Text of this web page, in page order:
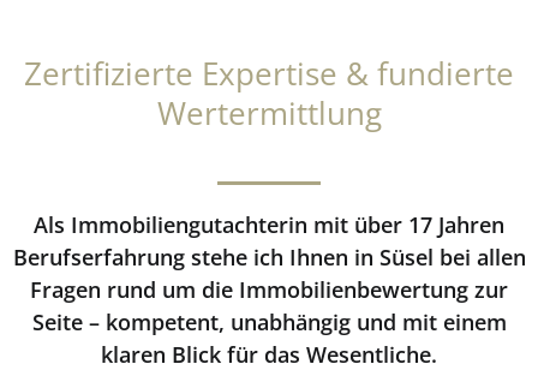
Zertifizierte Expertise & fundierte
Wertermittlung
Als Immobiliengutachterin mit über 17 Jahren
Berufserfahrung stehe ich Ihnen in Süsel bei allen
Fragen rund um die Immobilienbewertung zur
Seite – kompetent, unabhängig und mit einem
klaren Blick für das Wesentliche.